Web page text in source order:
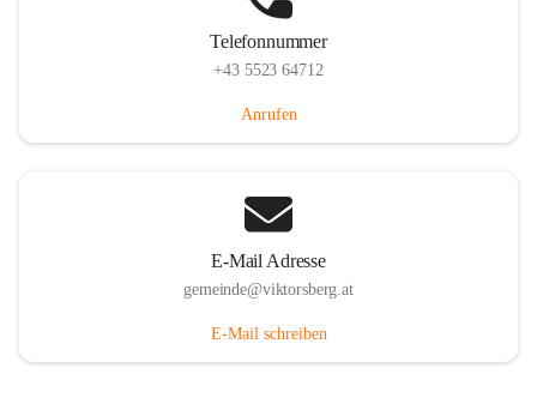
Telefonnummer
+43 5523 64712
Anrufen
E-Mail Adresse
gemeinde@viktorsberg.at
E-Mail schreiben